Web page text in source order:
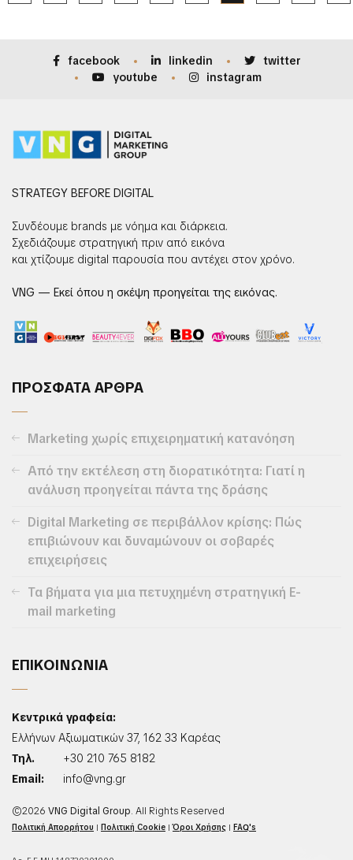
facebook linkedin
twitter
youtube
instagram
STRATEGY BEFORE DIGITAL
Συνδέουμε brands με νόημα και διάρκεια.
Σχεδιάζουμε στρατηγική πριν από εικόνα
και χτίζουμε digital παρουσία που αντέχει στον χρόνο.
VNG — Εκεί όπου η σκέψη προηγείται της εικόνας.
ΠΡΟΣΦΑΤΑ ΑΡΘΡΑ
Marketing χωρίς επιχειρηματική κατανόηση
Από την εκτέλεση στη διορατικότητα: Γιατί η
ανάλυση προηγείται πάντα της δράσης
Digital Marketing σε περιβάλλον κρίσης: Πώς
επιβιώνουν και δυναμώνουν οι σοβαρές
επιχειρήσεις
Τα βήματα για μια πετυχημένη στρατηγική E-
mail marketing
ΕΠΙΚΟΙΝΩΝΙΑ
Κεντρικά γραφεία:
Ελλήνων Αξιωματικών 37, 162 33 Καρέας
Τηλ.
+30 210 765 8182
Email:
info@vng.gr
©2026 VNG Digital Group. All Rights Reserved
Πολιτική Απορρήτου | Πολιτική Cookie |Όροι Χρήσης | FAQ's